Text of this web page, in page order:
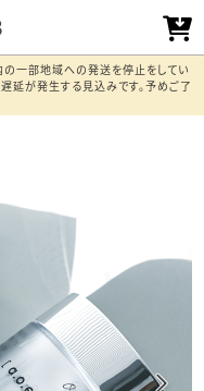
の一部地域への発送を停止をしてい
延が発生する見込みです。予めご了